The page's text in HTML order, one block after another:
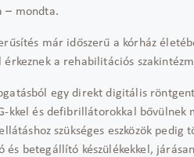
– mondta.
már időszerű a kórház
a rehabilitációs
egy direkt digitális
kkel és defibrillátorokkal
szükséges eszközök pedig
és betegállító készülékekkel,